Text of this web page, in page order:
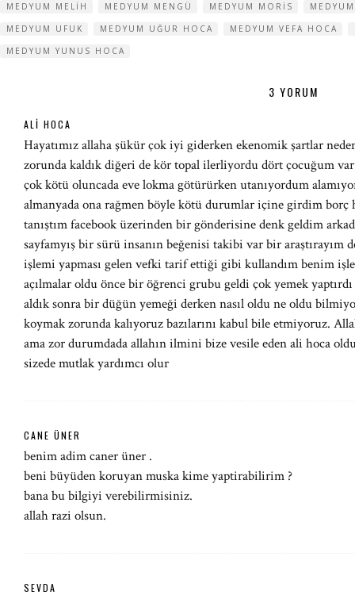
MEDYUM MELIH
MEDYUM MENGÜ MEDYUM MORIS
MEDYUM UFUK
MEDYUM UĞUR HOCA MEDYUM VEFA HOCA
MEDYUM YUNUS HOCA
3 YORUM
ALI HOCA
Hayatımız allaha şükür çok iyi giderken ekenomik şartlar
zorunda kaldık diğeri de kör topal ilerliyordu dört çocuğum
çok kötü oluncada eve lokma götürürken utanıyordum
almanyada ona rağmen böyle kötü durumlar içine girdim
tanıştım facebook üzerinden bir gönderisine denk geldim
sayfamyış bir sürü insanın beğenisi takibi var bir araştırayım
işlemi yapması gelen vefki tarif ettiği gibi kullandım benim
açılmalar oldu önce bir öğrenci grubu geldi çok yemek
aldık sonra bir düğün yemeği derken nasıl oldu ne oldu
koymak zorunda kalıyoruz bazılarını kabul bile etmiyoruz.
ama zor durumdada allahın ilmini bize vesile eden ali hoca
sizede mutlak yardımcı olur
CANE ÜNER
benim adim caner üner .
beni büyüden koruyan muska kime yaptirabilirim ?
bana bu bilgiyi verebilirmisiniz.
allah razi olsun.
SEVDA